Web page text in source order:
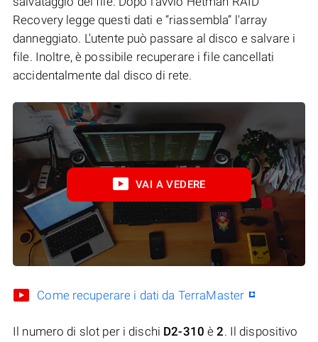
Recovery legge questi dati e “riassembla” l'array
danneggiato. L'utente può passare al disco e salvare i
file. Inoltre, è possibile recuperare i file cancellati
accidentalmente dal disco di rete.
VAI A VEDERE
Come recuperare i dati da TerraMaster
Il numero di slot per i dischi D2-310 è2. Il dispositivo